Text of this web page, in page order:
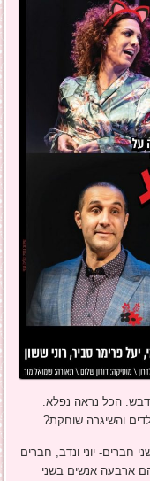
דבש. הכל נראה נפלא.
והשיגרה שוחקת?
חברים- יוני ונדב, חברים
ארבעה אנשים בשני